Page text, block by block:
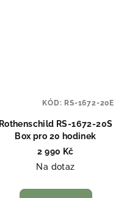
Rothenschild RS-1672-20S
Box pro 20 hodinek
2 990 Kč
Na dotaz
KÓD: RS-1672-20E